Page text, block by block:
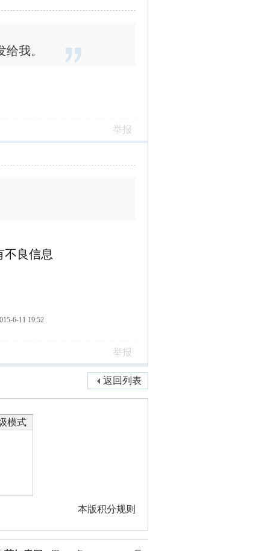
我。
举报
不良信息
6-11 19:52
举报
返回列表
模式
本版积分规则